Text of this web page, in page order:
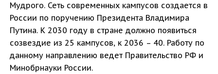
Мудрого. Сеть современных кампусов создается в
России по поручению Президента Владимира
Путина. К 2030 году в стране должно появиться
созвездие из 25 кампусов, к 2036 – 40. Работу по
данному направлению ведет Правительство РФ и
Минобрнауки России.